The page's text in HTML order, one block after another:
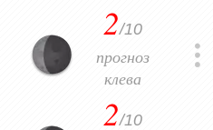
2/10
прогноз
клева
2/10